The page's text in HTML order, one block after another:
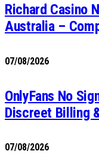
Richard Casino
Australia –
07/08/2026
OnlyFans No
Discreet Billing
07/08/2026